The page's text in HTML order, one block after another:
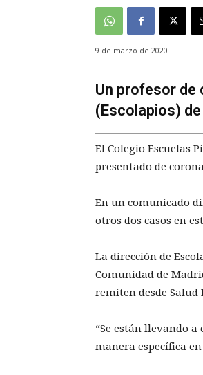
9 de marzo de 2020
Un profesor de
(Escolapios)
El Colegio Escuelas
presentado de
En un comunicado
otros dos casos en
La dirección de
Comunidad de
remiten desde Salud
“Se están llevando
manera específica